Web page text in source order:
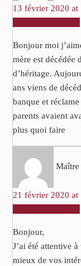
13 février 2020 at
Bonjour moi
mère est décédée
d’héritage.
ans viens de
banque et
parents avaient
plus quoi faire
Maître
21 février 2020 at
Bonjour,
J’ai été attentive
mieux de vos